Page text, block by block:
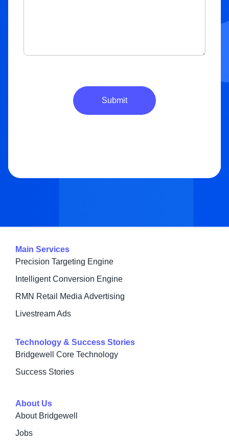
Submit
Main Services
Precision Targeting Engine
Intelligent Conversion Engine
RMN Retail Media Advertising
Livestream Ads
Technology & Success Stories
Bridgewell Core Technology
Success Stories
About Us
About Bridgewell
Jobs